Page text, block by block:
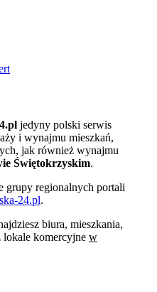
jedyny polski serwis
i wynajmu mieszkań,
jak również wynajmu
Świętokrzyskim.
grupy regionalnych portali
24.pl.
biura, mieszkania,
lokale komercyjne w